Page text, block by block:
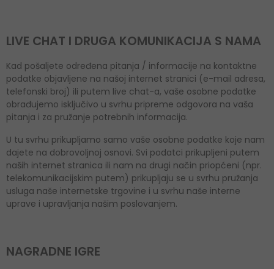
LIVE CHAT I DRUGA KOMUNIKACIJA S NAMA
Kad pošaljete određena pitanja / informacije na kontaktne
podatke objavljene na našoj internet stranici (e-mail adresa,
telefonski broj) ili putem live chat-a, vaše osobne podatke
obrađujemo isključivo u svrhu pripreme odgovora na vaša
pitanja i za pružanje potrebnih informacija.
U tu svrhu prikupljamo samo vaše osobne podatke koje nam
dajete na dobrovoljnoj osnovi. Svi podatci prikupljeni putem
naših internet stranica ili nam na drugi način priopćeni (npr.
telekomunikacijskim putem) prikupljaju se u svrhu pružanja
usluga naše internetske trgovine i u svrhu naše interne
uprave i upravljanja našim poslovanjem.
NAGRADNE IGRE